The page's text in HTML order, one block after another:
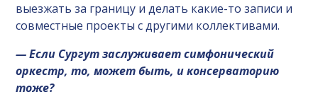
выезжать за границу и делать какие-то записи и
совместные проекты с другими коллективами.
— Если Сургут заслуживает симфонический
оркестр, то, может быть, и консерваторию
тоже?